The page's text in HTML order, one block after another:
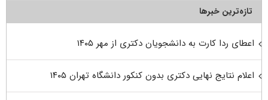
تازه‌ترین خبرها
اعطای ردا کارت به دانشجویان دکتری از مهر ۱۴۰۵
اعلام نتایج نهایی دکتری بدون کنکور دانشگاه تهران ۱۴۰۵